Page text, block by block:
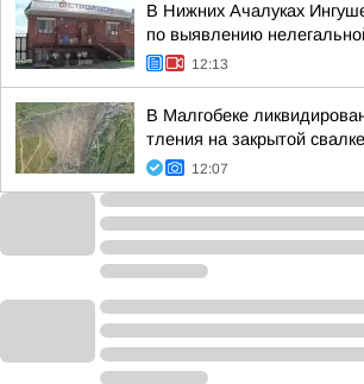
В Нижних Ачалуках
по выявлению
12:13
В Малгобеке
тления на закрытой свалке
12:07